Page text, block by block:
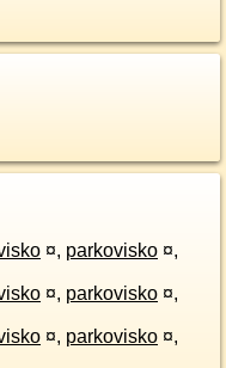
¤, parkovisko ¤,
¤, parkovisko ¤,
¤, parkovisko ¤,